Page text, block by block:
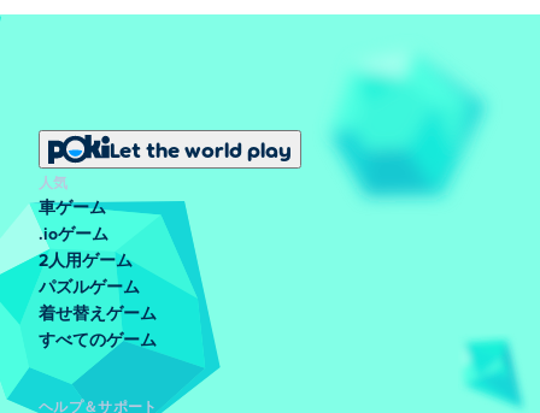
Let the world play
人気
車ゲーム
.ioゲーム
2人用ゲーム
パズルゲーム
着せ替えゲーム
すべてのゲーム
ヘルプ＆サポート